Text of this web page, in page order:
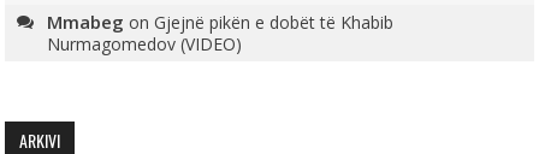
Mmabeg onGjejnë pikën e dobët të Khabib
Nurmagomedov (VIDEO)
ARKIVI